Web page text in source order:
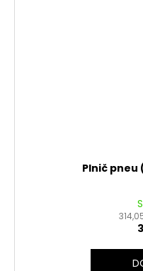
Plnič pneu